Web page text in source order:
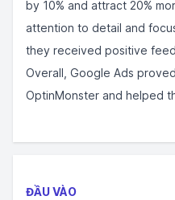
by 10% and attract 20%
attention to detail and
they received positive
Overall, Google Ads
OptinMonster and helped
ĐẦU VÀO